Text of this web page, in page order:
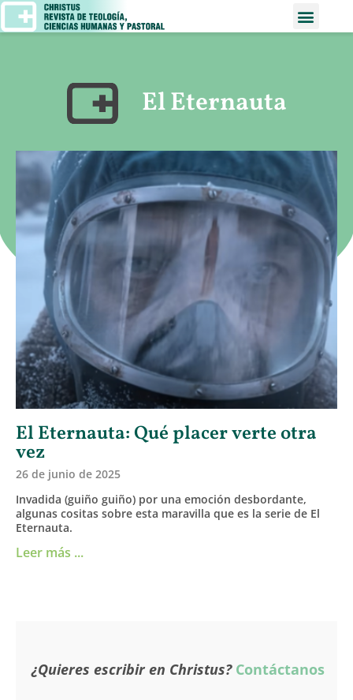
El Eternauta
El Eternauta: Qué placer verte otra
vez
26 de junio de 2025
Invadida (guiño guiño) por una emoción desbordante,
algunas cositas sobre esta maravilla que es la serie de El
Eternauta.
Leer más ...
¿Quieres escribir en Christus? Contáctanos